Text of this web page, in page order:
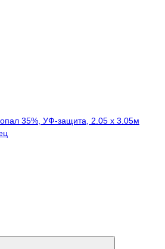
35%, УФ-защита, 2.05 х 3.05м